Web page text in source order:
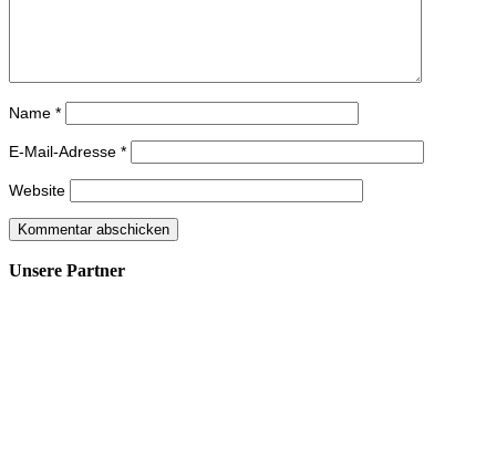
Name *
E-Mail-Adresse *
Website
Unsere Partner